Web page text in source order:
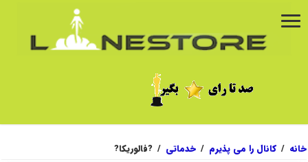
خانه / کانال را می پذیرم / خدماتی / ?فالوریکا?